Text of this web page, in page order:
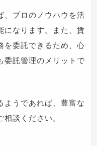
、プロのノウハウを活
になります。また、賃
を委託できるため、心
委託管理のメリットで
ようであれば、豊富な
談ください。